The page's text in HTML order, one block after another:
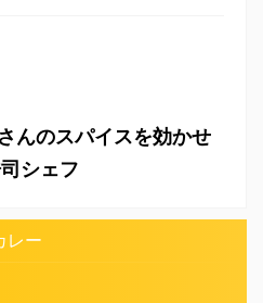
んのスパイスを効かせ
シェフ
レー